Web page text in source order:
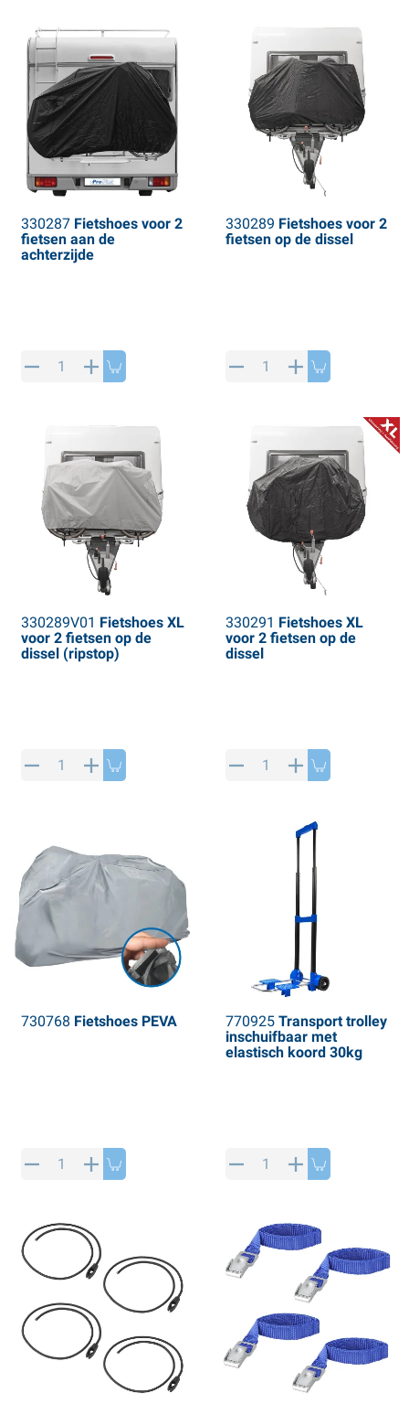
330287Fietshoes voor 2
fietsen aan de
achterzijde
330289 Fietshoes voor 2
fietsen op de dissel
330289V01 Fietshoes XL
voor 2 fietsen op de
dissel (ripstop)
330291 Fietshoes XL
voor 2 fietsen op de
dissel
730768 Fietshoes PEVA 770925Transport trolley
inschuifbaar met
elastisch koord 30kg